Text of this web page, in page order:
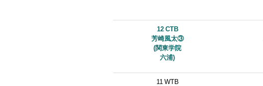
12 CTB
芳崎風太③
(関東学院
六浦)
11 WTB